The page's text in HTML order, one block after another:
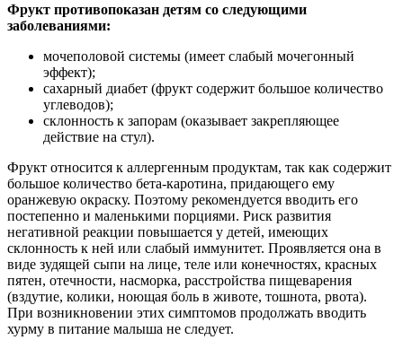
Фрукт противопоказан детям со следующими
заболеваниями:
мочеполовой системы (имеет слабый мочегонный
эффект);
сахарный диабет (фрукт содержит большое количество
углеводов);
склонность к запорам (оказывает закрепляющее
действие на стул).
Фрукт относится к аллергенным продуктам, так как содержит
большое количество бета-каротина, придающего ему
оранжевую окраску. Поэтому рекомендуется вводить его
постепенно и маленькими порциями. Риск развития
негативной реакции повышается у детей, имеющих
склонность к ней или слабый иммунитет. Проявляется она в
виде зудящей сыпи на лице, теле или конечностях, красных
пятен, отечности, насморка, расстройства пищеварения
(вздутие, колики, ноющая боль в животе, тошнота, рвота).
При возникновении этих симптомов продолжать вводить
хурму в питание малыша не следует.